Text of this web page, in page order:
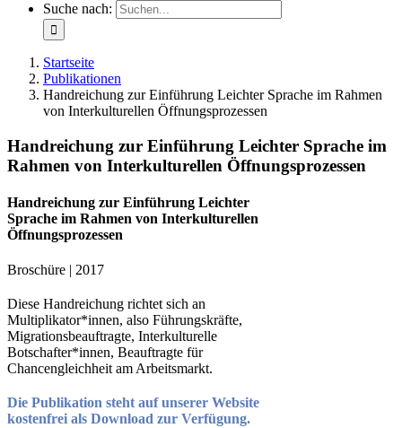
Suche nach:
Startseite
Publikationen
Handreichung zur Einführung Leichter Sprache im Rahmen
von Interkulturellen Öffnungsprozessen
Handreichung zur Einführung Leichter Sprache im
Rahmen von Interkulturellen Öffnungsprozessen
Handreichung zur Einführung Leichter
Sprache im Rahmen von Interkulturellen
Öffnungsprozessen
Broschüre | 2017
Diese Handreichung richtet sich an
Multiplikator*innen, also Führungskräfte,
Migrationsbeauftragte, Interkulturelle
Botschafter*innen, Beauftragte für
Chancengleichheit am Arbeitsmarkt.
Die Publikation steht auf unserer Website
kostenfrei als Download zur Verfügung.